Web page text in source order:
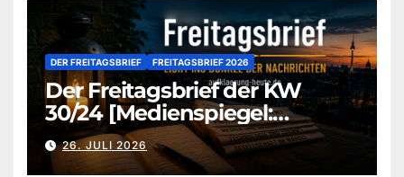
DER FREITAGSBRIEF FREITAGSBRIEF 2026
Der Freitagsbrief der KW
30/24 [Medienspiegel:
aufklaerung-heute-de]
26. JULI 2026